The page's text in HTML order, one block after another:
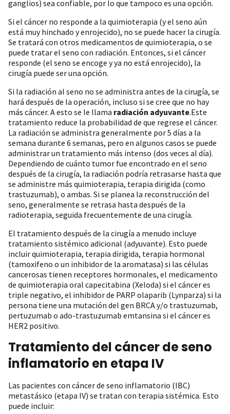
ganglios) sea confiable, por lo que tampoco es una opción.
Si el cáncer no responde a la quimioterapia (y el seno aún
está muy hinchado y enrojecido), no se puede hacer la cirugía.
Se tratará con otros medicamentos de quimioterapia, o se
puede tratar el seno con radiación. Entonces, si el cáncer
responde (el seno se encoge y ya no está enrojecido), la
cirugía puede ser una opción.
Si la radiación al seno no se administra antes de la cirugía, se
hará después de la operación, incluso si se cree que no hay
más cáncer. A esto se le llama radiación adyuvante.Este
tratamiento reduce la probabilidad de que regrese el cáncer.
La radiación se administra generalmente por 5 días a la
semana durante 6 semanas, pero en algunos casos se puede
administrar un tratamiento más intenso (dos veces al día).
Dependiendo de cuánto tumor fue encontrado en el seno
después de la cirugía, la radiación podría retrasarse hasta que
se administre más quimioterapia, terapia dirigida (como
trastuzumab), o ambas. Si se planea la reconstrucción del
seno, generalmente se retrasa hasta después de la
radioterapia, seguida frecuentemente de una cirugía.
El tratamiento después de la cirugía a menudo incluye
tratamiento sistémico adicional (adyuvante). Esto puede
incluir quimioterapia, terapia dirigida, terapia hormonal
(tamoxifeno o un inhibidor de la aromatasa) si las células
cancerosas tienen receptores hormonales, el medicamento
de quimioterapia oral capecitabina (Xeloda) si el cáncer es
triple negativo, el inhibidor de PARP olaparib (Lynparza) si la
persona tiene una mutación del gen BRCA y/o trastuzumab,
pertuzumab o ado-trastuzumab emtansina si el cáncer es
HER2 positivo.
Tratamiento del cáncer de seno
inflamatorio en etapa IV
Las pacientes con cáncer de seno inflamatorio (IBC)
metastásico (etapa IV) se tratan con terapia sistémica. Esto
puede incluir: